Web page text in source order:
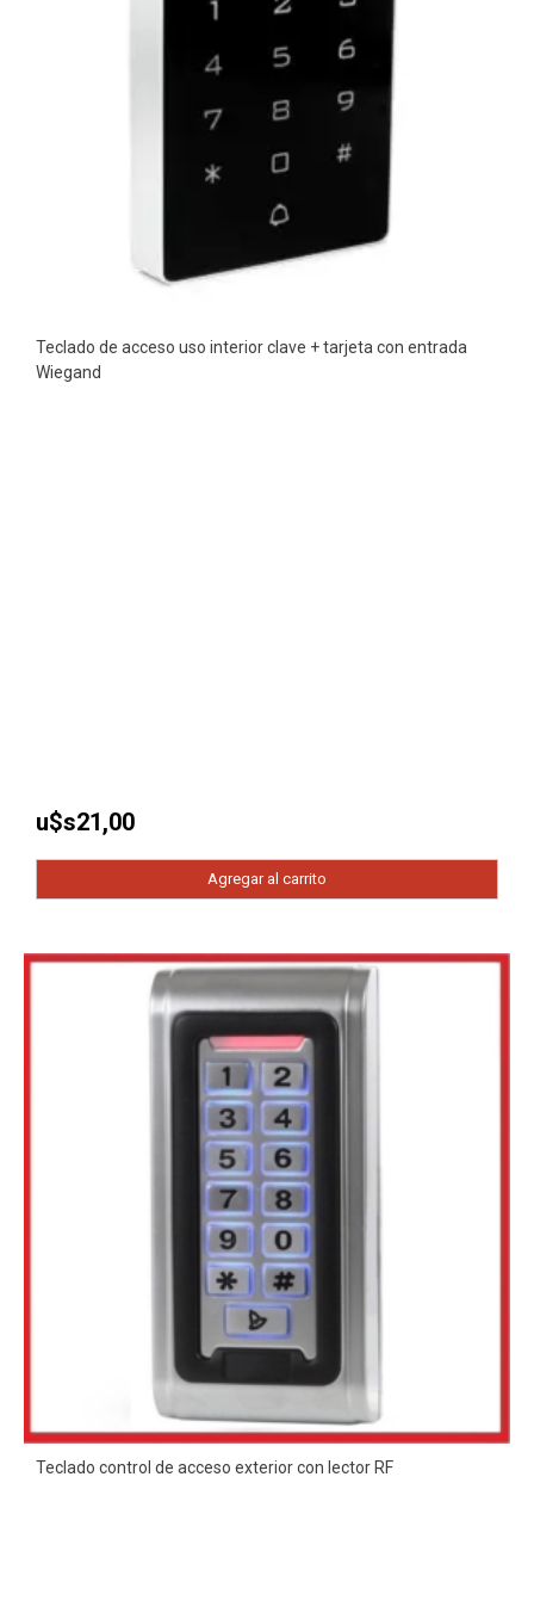
Teclado de acceso uso interior clave + tarjeta con entrada
Wiegand
u$s21,00
Agregar al carrito
Teclado control de acceso exterior con lector RF